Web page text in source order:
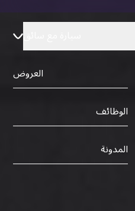
العروض
الوظائف
المدونة